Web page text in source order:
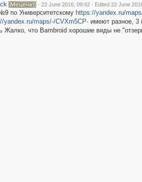
· 22 June 2016, 09:42 · Edited 22 June
по Университетскому https://yandex.ru/
yandex.ru/maps/-/CVXm5CP-имеют разное, 3
Жалко, что Bambroid хорошие виды не